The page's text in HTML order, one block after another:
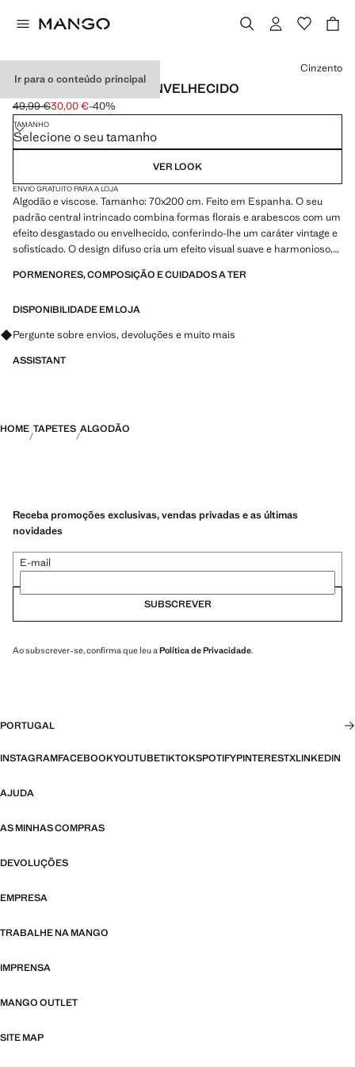
Ir para o conteúdo principal
TAPETE COM EFEITO ENVELHECIDO
Preço inicial riscado [49,99 € ]
49,99 €
Preço atual [30,00 € ]
30,00 €-40%
Selecione uma cor
Cinzento
TAMANHO
Selecione o seu tamanho
VER LOOK
ENVIO GRATUITO PARA A LOJA
Algodão e viscose. Tamanho: 70x200 cm. Feito em Espanha. O seu
padrão central intrincado combina formas florais e arabescos com um
efeito desgastado ou envelhecido, conferindo-lhe um caráter vintage e
sofisticado. O design difuso cria um efeito visual suave e harmonioso,
tamanhos. Produto em saldos
PORMENORES, COMPOSIÇÃO E CUIDADOS A TER
DISPONIBILIDADE EM LOJA
Pergunte sobre envios, devoluções e muito mais
ASSISTANT
HOME TAPETES ALGODÃO
Receba promoções exclusivas, vendas privadas e as últimas
novidades
E-mail
SUBSCREVER
Ao subscrever-se, confirma que leu a Política de Privacidade.
PORTUGAL
INSTAGRAMFACEBOOKYOUTUBETIKTOKSPOTIFYPINTERESTXLINKEDIN
AJUDA
AS MINHAS COMPRAS
DEVOLUÇÕES
EMPRESA
TRABALHE NA MANGO
IMPRENSA
MANGO OUTLET
SITE MAP